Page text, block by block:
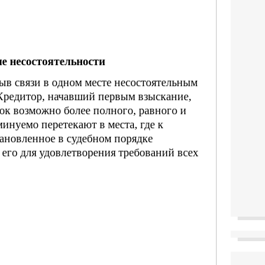
несостоятельности
связи в одном месте несостоятельным
начавший первым взыскание,
возможно более полного, равного и
перетекают в места, где к
в судебном порядке
для удовлетворения требований всех